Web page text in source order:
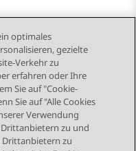
Nächstes Thema
optimales
gezielte
Verkehr zu
erfahren oder Ihre
Sie auf "Cookie-
Sie auf "Alle Cookies
Verwendung
zu und
Drittanbietern zu